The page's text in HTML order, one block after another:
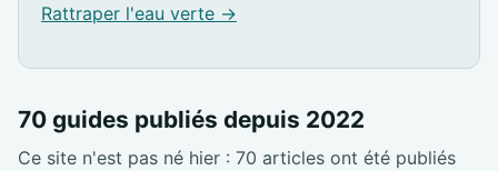
Rattraper l'eau verte →
70 guides publiés depuis 2022
Ce site n'est pas né hier : 70 articles ont été publiés